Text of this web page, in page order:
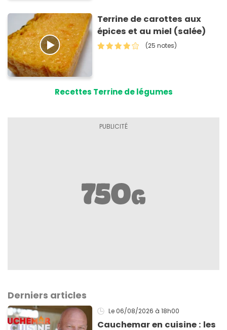
Terrine de carottes aux
épices et au miel (salée)
(25 notes)
Recettes Terrine de légumes
Derniers articles
Le 06/08/2026 à 18h00
Cauchemar en cuisine : les